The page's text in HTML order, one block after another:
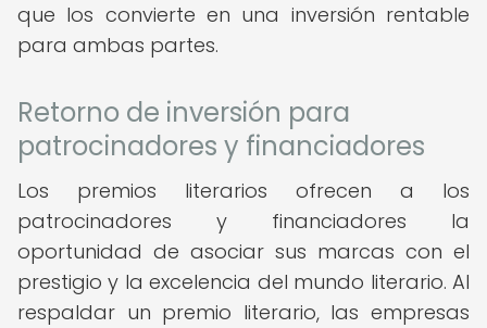
que los convierte en una inversión rentable
para ambas partes.
Retorno de inversión para
patrocinadores y financiadores
Los premios literarios ofrecen a los
patrocinadores y financiadores la
oportunidad de asociar sus marcas con el
prestigio y la excelencia del mundo literario. Al
respaldar un premio literario, las empresas